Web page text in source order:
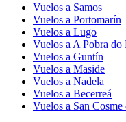
Vuelos a Samos
Vuelos a Portomarín
Vuelos a Lugo
Vuelos a A Pobra do
Vuelos a Guntín
Vuelos a Maside
Vuelos a Nadela
Vuelos a Becerreá
Vuelos a San